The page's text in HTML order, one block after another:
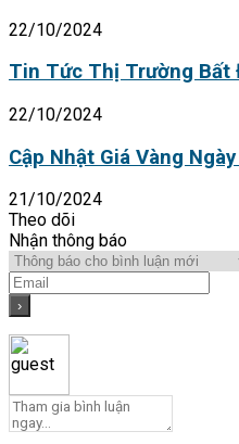
22/10/2024
Tin Tức Thị Trường Bất
22/10/2024
Cập Nhật Giá Vàng
21/10/2024
Theo dõi
Nhận thông báo